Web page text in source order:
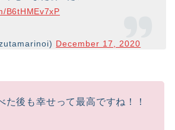
B6tHMEv7xP
December 17, 2020
た後も幸せって最高ですね！！